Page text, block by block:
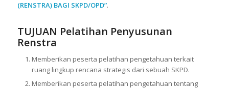
(RENSTRA) BAGI SKPD/OPD”.
TUJUAN Pelatihan Penyusunan
Renstra
Memberikan peserta pelatihan pengetahuan terkait
ruang lingkup rencana strategis dari sebuah SKPD.
Memberikan peserta pelatihan pengetahuan tentang